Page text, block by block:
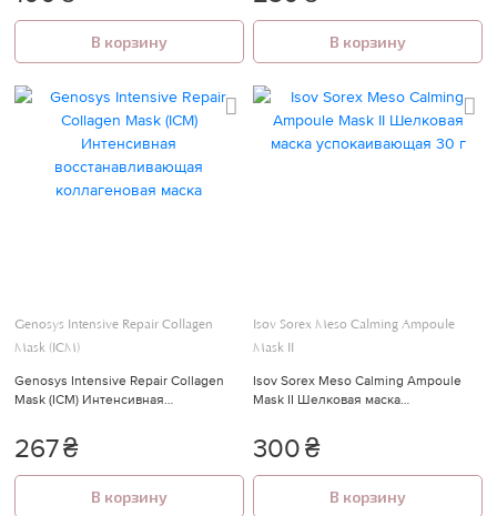
В корзину В корзину
Genosys Intensive Repair Collagen
Mask (ICM)
Genosys Intensive Repair Collagen
Mask (ICM) Интенсивная
маска
267₴
В корзину
Isov Sorex Meso Calming Ampoule
Mask II
Isov Sorex Meso Calming Ampoule
Mask II Шелковая маска
300₴
В корзину